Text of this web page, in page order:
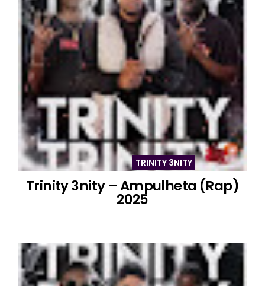
TRINITY 3NITY
Trinity 3nity – Ampulheta (Rap)
2025